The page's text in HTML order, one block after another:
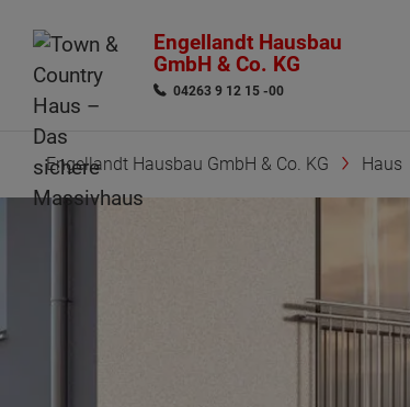
Engellandt Hausbau
GmbH & Co. KG
04263 9 12 15 -00
Engellandt Hausbau GmbH & Co. KG Haus